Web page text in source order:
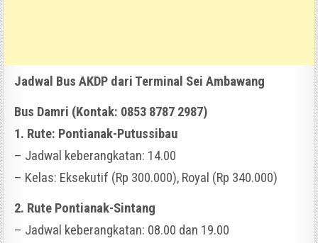
Jadwal Bus AKDP dari Terminal Sei Ambawang
Bus Damri (Kontak: 0853 8787 2987)
1. Rute: Pontianak-Putussibau
– Jadwal keberangkatan: 14.00
– Kelas: Eksekutif (Rp 300.000), Royal (Rp 340.000)
2. Rute Pontianak-Sintang
– Jadwal keberangkatan: 08.00 dan 19.00